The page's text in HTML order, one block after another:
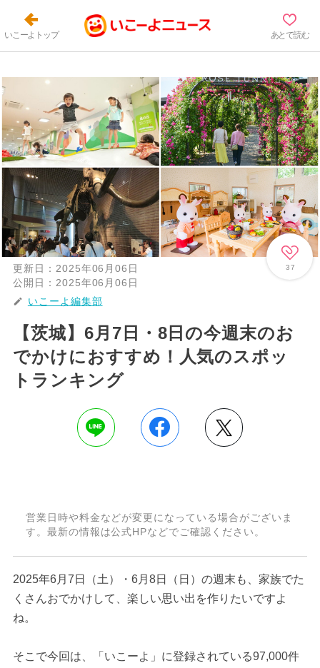
いこーよトップ あとで読む
37
更新日： 2025年06月06日
公開日： 2025年06月06日
いこーよ編集部
【茨城】6月7日・8日の今週末のお
でかけにおすすめ！人気のスポッ
トランキング
営業日時や料金などが変更になっている場合がございま
す。最新の情報は公式HPなどでご確認ください。
2025年6月7日（土）・6月8日（日）の週末も、家族でた
くさんおでかけして、楽しい思い出を作りたいですよ
ね。
そこで今回は、「いこーよ」に登録されている97,000件